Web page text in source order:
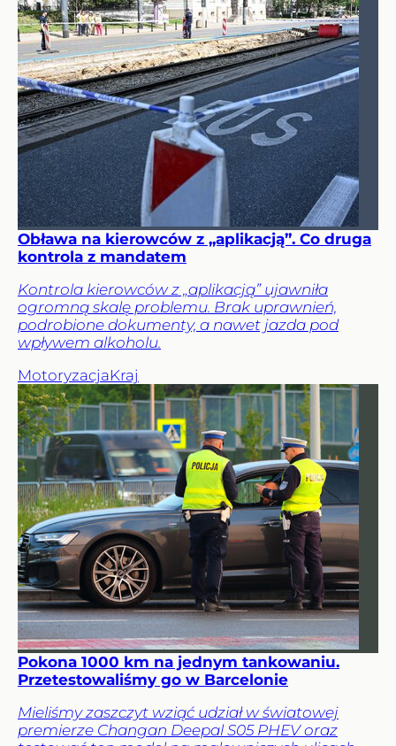
Obława na kierowców z „aplikacją”. Co druga
kontrola z mandatem
Kontrola kierowców z „aplikacją” ujawniła
ogromną skalę problemu. Brak uprawnień,
podrobione dokumenty, a nawet jazda pod
wpływem alkoholu.
MotoryzacjaKraj
Pokona 1000 km na jednym tankowaniu.
Przetestowaliśmy go w Barcelonie
Mieliśmy zaszczyt wziąć udział w światowej
premierze Changan Deepal S05 PHEV oraz